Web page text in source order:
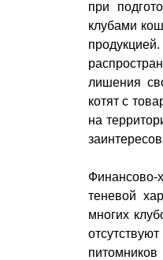
при
клубами
лишения
котят с
на
Финансово-
теневой
многих